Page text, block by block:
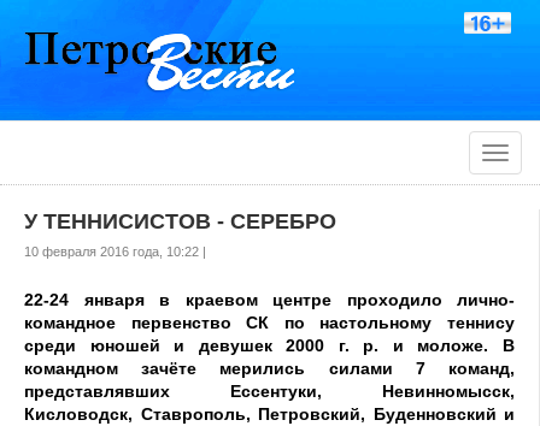
Toggle
У ТЕННИСИСТОВ - СЕРЕБРО
10 февраля 2016 года, 10:22 |
22-24 января в краевом центре проходило лично-
командное первенство СК по настольному теннису
среди юношей и девушек 2000 г. р. и моложе. В
командном зачёте мерились силами 7 команд,
представлявших Ессентуки, Невинномысск,
Кисловодск, Ставрополь, Петровский, Буденновский и